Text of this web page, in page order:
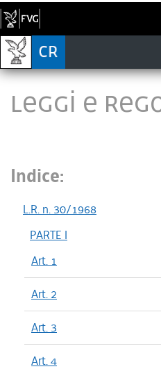
LEGGI E
Indice:
L.R. n. 30/1968
PARTE I
Art. 1
Art. 2
Art. 3
Art. 4